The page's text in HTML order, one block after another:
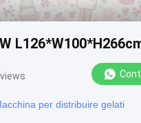
per distribuire gelati